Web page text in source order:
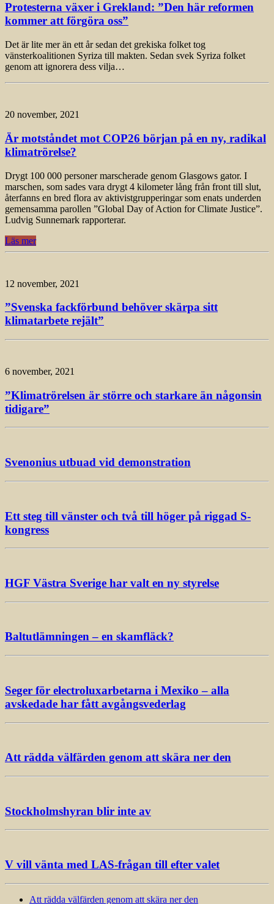
Protesterna växer i Grekland: ”Den här reformen
kommer att förgöra oss”
Det är lite mer än ett år sedan det grekiska folket tog
vänsterkoalitionen Syriza till makten. Sedan svek Syriza folket
genom att ignorera dess vilja…
20 november, 2021
Är motståndet mot COP26 början på en ny, radikal
klimatrörelse?
Drygt 100 000 personer marscherade genom Glasgows gator. I
marschen, som sades vara drygt 4 kilometer lång från front till slut,
återfanns en bred flora av aktivistgrupperingar som enats underden
gemensamma parollen ”Global Day of Action for Climate Justice”.
Ludvig Sunnemark rapporterar.
Läs mer
12 november, 2021
”Svenska fackförbund behöver skärpa sitt
klimatarbete rejält”
6 november, 2021
”Klimatrörelsen är större och starkare än någonsin
tidigare”
Svenonius utbuad vid demonstration
Ett steg till vänster och två till höger på riggad S-
kongress
HGF Västra Sverige har valt en ny styrelse
Baltutlämningen – en skamfläck?
Seger för electroluxarbetarna i Mexiko – alla
avskedade har fått avgångsvederlag
Att rädda välfärden genom att skära ner den
Stockholmshyran blir inte av
V vill vänta med LAS-frågan till efter valet
Att rädda välfärden genom att skära ner den